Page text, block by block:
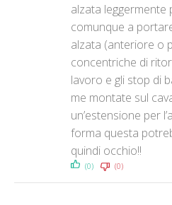
alzata leggermente
comunque a
alzata (anteriore o
concentriche di
lavoro e gli stop di
me montate sul
un’estensione per
forma questa
quindi occhio!!
(0) (0)